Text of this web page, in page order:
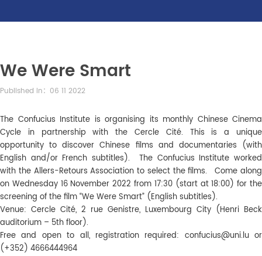
We Were Smart
Published in：06 11 2022
The Confucius Institute is organising its monthly Chinese Cinema
Cycle in partnership with the Cercle Cité. This is a unique
opportunity to discover Chinese films and documentaries (with
English and/or French subtitles). The Confucius Institute worked
with the Allers-Retours Association to select the films. Come along
on Wednesday 16 November 2022 from 17:30 (start at 18:00) for the
screening of the film “We Were Smart” (English subtitles).
Venue: Cercle Cité, 2 rue Genistre, Luxembourg City (Henri Beck
auditorium – 5th floor).
Free and open to all, registration required: confucius@uni.lu or
(+352) 4666444964